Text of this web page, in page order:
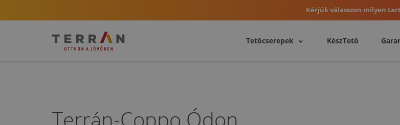
Kérjük válasszon milyen
Tetőcserepek KészTető
Terrán-Coppo Ódon